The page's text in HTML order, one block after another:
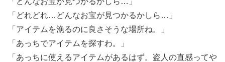
「どれどれ…どんなお宝が見つかるかしら…」
「アイテムを漁るのに良さそうな場所ね。」
「あっちでアイテムを探すわ。」
「あっちに使えるアイテムがあるはず。盗人の直感ってや